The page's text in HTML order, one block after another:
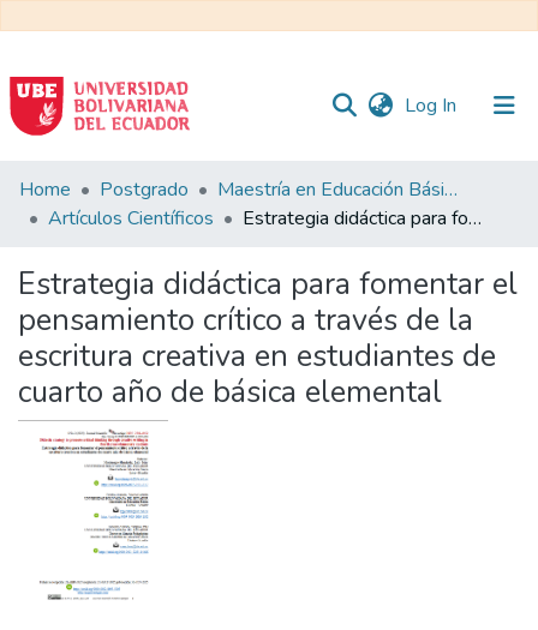
Log In (current)
Communities
&
All of DSpace
Statistics
Home Postgrado
Maestría en Educación Básica
Artículos Científicos
Estrategia didáctica para fomentar el pensamiento crítico a través de la escritura creativa en estudiantes de cuarto año de básica elemental
Estrategia didáctica para fomentar el
pensamiento crítico a través de la
escritura creativa en estudiantes de
cuarto año de básica elemental